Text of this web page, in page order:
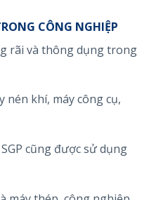
CÔNG NGHIỆP
rãi và thông dụng trong
nén khí, máy công cụ,
cũng được sử dụng